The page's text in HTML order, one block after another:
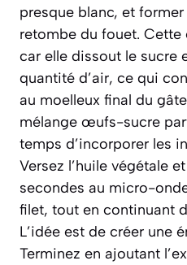
presque blanc, et former
retombe du fouet.
car elle dissout le sucre
quantité d’air, ce qui
au moelleux final du
mélange œufs-sucre
temps d’incorporer les
Versez l’huile végétale
secondes au micro-
filet, tout en continuant
L’idée est de créer une
Terminez en ajoutant